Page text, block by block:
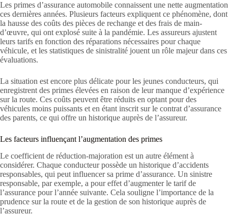
Les primes d’assurance automobile connaissent une nette augmentation
ces dernières années. Plusieurs facteurs expliquent ce phénomène, dont
la hausse des coûts des pièces de rechange et des frais de main-
d’œuvre, qui ont explosé suite à la pandémie. Les assureurs ajustent
leurs tarifs en fonction des réparations nécessaires pour chaque
véhicule, et les statistiques de sinistralité jouent un rôle majeur dans ces
évaluations.
La situation est encore plus délicate pour les jeunes conducteurs, qui
enregistrent des primes élevées en raison de leur manque d’expérience
sur la route. Ces coûts peuvent être réduits en optant pour des
véhicules moins puissants et en étant inscrit sur le contrat d’assurance
des parents, ce qui offre un historique auprès de l’assureur.
Les facteurs influençant l’augmentation des primes
Le coefficient de réduction-majoration est un autre élément à
considérer. Chaque conducteur possède un historique d’accidents
responsables, qui peut influencer sa prime d’assurance. Un sinistre
responsable, par exemple, a pour effet d’augmenter le tarif de
l’assurance pour l’année suivante. Cela souligne l’importance de la
prudence sur la route et de la gestion de son historique auprès de
l’assureur.